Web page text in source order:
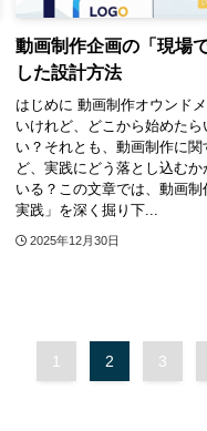
動画制作企画の「現場
した設計方法
はじめに 動画制作オウンド
いけれど、どこから始めた
い？それとも、動画制作に
ど、実践にどう落とし込む
いる？この文章では、動画
実践」を深く掘り下...
2025年12月30日
1 2 3